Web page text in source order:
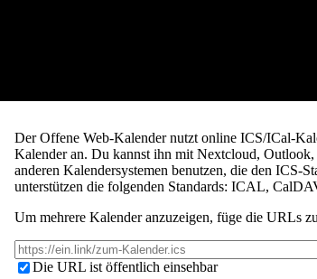
Der Offene Web-Kalender nutzt online ICS/ICal-
Kalender an. Du kannst ihn mit Nextcloud,
anderen Kalendersystemen benutzen, die den ICS-
unterstützen die folgenden Standards: ICAL,
Um mehrere Kalender anzuzeigen, füge die URLs
Die URL ist öffentlich einsehbar